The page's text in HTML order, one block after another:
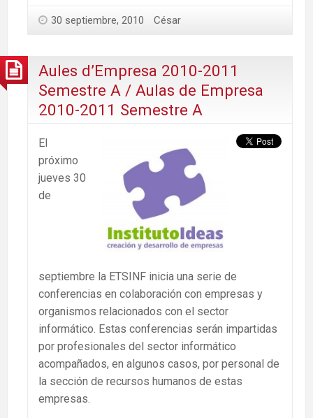
30 septiembre, 2010 César
Aules d’Empresa 2010-2011
Semestre A / Aulas de Empresa
2010-2011 Semestre A
El
próximo
jueves 30
de
septiembre la ETSINF inicia una serie de
conferencias en colaboración con empresas y
organismos relacionados con el sector
informático. Estas conferencias serán impartidas
por profesionales del sector informático
acompañados, en algunos casos, por personal de
la sección de recursos humanos de estas
empresas.